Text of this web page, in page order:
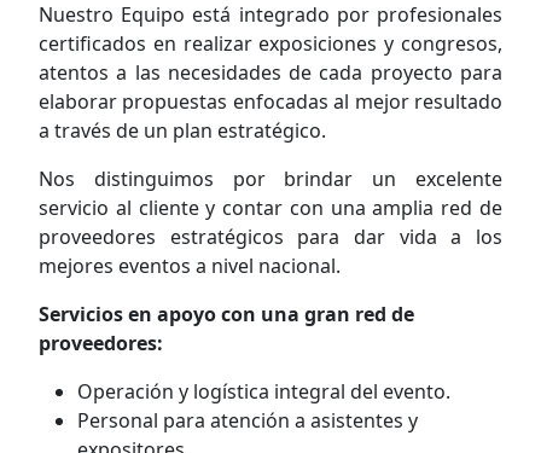
Nuestro Equipo está integrado por profesionales
certificados en realizar exposiciones y congresos,
atentos a las necesidades de cada proyecto para
elaborar propuestas enfocadas al mejor resultado
a través de un plan estratégico.
Nos distinguimos por brindar un excelente
servicio al cliente y contar con una amplia red de
proveedores estratégicos para dar vida a los
mejores eventos a nivel nacional.
Servicios en apoyo con una gran red de
proveedores:
Operación y logística integral del evento.
Personal para atención a asistentes y